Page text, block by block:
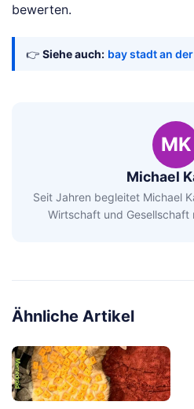
bewerten.
👉 Siehe auch: bay stadt an
MK
Michael
Seit Jahren begleitet Michael
Wirtschaft und Gesellschaft
Ähnliche Artikel